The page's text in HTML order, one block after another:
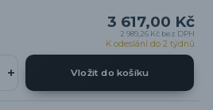
3 617,00 Kč
2 989,26 Kč bez DPH
K odeslání do 2 týdnů
Vložit do košíku